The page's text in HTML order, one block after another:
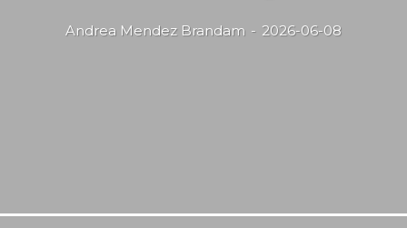
Andrea Mendez Brandam - 2026-06-08